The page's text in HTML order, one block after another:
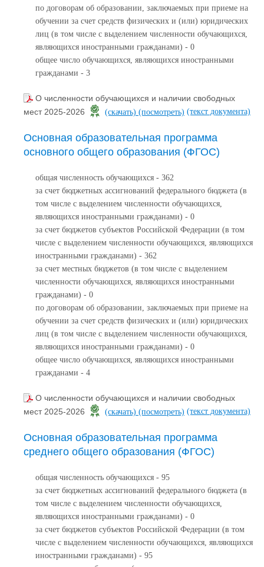
по договорам об образовании, заключаемых при приеме на
обучении за счет средств физических и (или) юридических
лиц (в том числе с выделением численности обучающихся,
являющихся иностранными гражданами) - 0
общее число обучающихся, являющихся иностранными
гражданами - 3
О численности обучающихся и наличии свободных
мест 2025-2026
(скачать) (посмотреть) (текст документа)
Основная образовательная программа
основного общего образования (ФГОС)
общая численность обучающихся - 362
за счет бюджетных ассигнований федерального бюджета (в
том числе с выделением численности обучающихся,
являющихся иностранными гражданами) - 0
за счет бюджетов субъектов Российской Федерации (в том
числе с выделением численности обучающихся, являющихся
иностранными гражданами) - 362
за счет местных бюджетов (в том числе с выделением
численности обучающихся, являющихся иностранными
гражданами) - 0
по договорам об образовании, заключаемых при приеме на
обучении за счет средств физических и (или) юридических
лиц (в том числе с выделением численности обучающихся,
являющихся иностранными гражданами) - 0
общее число обучающихся, являющихся иностранными
гражданами - 4
О численности обучающихся и наличии свободных
мест 2025-2026
(скачать) (посмотреть) (текст документа)
Основная образовательная программа
среднего общего образования (ФГОС)
общая численность обучающихся - 95
за счет бюджетных ассигнований федерального бюджета (в
том числе с выделением численности обучающихся,
являющихся иностранными гражданами) - 0
за счет бюджетов субъектов Российской Федерации (в том
числе с выделением численности обучающихся, являющихся
иностранными гражданами) - 95